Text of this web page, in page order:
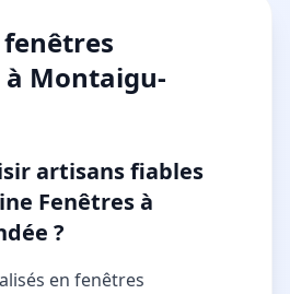
fenêtres
Montaigu-
artisans fiables
Fenêtres à
?
en fenêtres